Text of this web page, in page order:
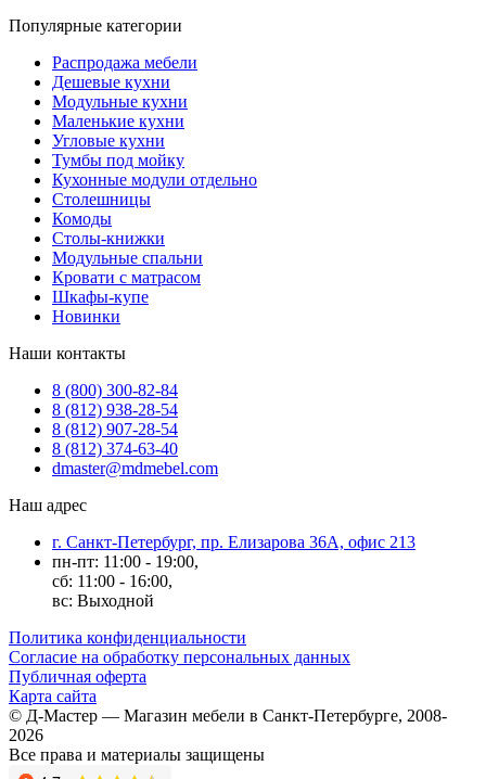
Популярные категории
Распродажа мебели
Дешевые кухни
Модульные кухни
Маленькие кухни
Угловые кухни
Тумбы под мойку
Кухонные модули отдельно
Столешницы
Комоды
Столы-книжки
Модульные спальни
Кровати с матрасом
Шкафы-купе
Новинки
Наши контакты
8 (800) 300-82-84
8 (812) 938-28-54
8 (812) 907-28-54
8 (812) 374-63-40
dmaster@mdmebel.com
Наш адрес
г. Санкт-Петербург, пр. Елизарова 36А, офис 213
пн-пт: 11:00 - 19:00,
сб: 11:00 - 16:00,
вс: Выходной
Политика конфиденциальности
Согласие на обработку персональных данных
Публичная оферта
Карта сайта
© Д-Мастер — Магазин мебели в Санкт-Петербурге, 2008-
2026
Все права и материалы защищены